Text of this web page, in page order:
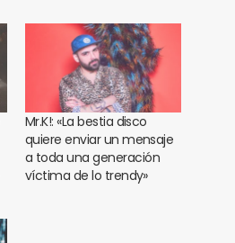
Mr.K!: «La bestia disco
quiere enviar un mensaje
a toda una generación
víctima de lo trendy»